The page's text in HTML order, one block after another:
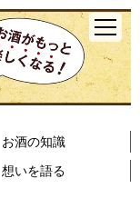
お酒の知識
想いを語る